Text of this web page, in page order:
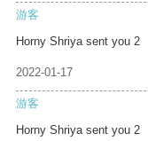
游客
Horny Shriya sent you 2
2022-01-17
游客
Horny Shriya sent you 2